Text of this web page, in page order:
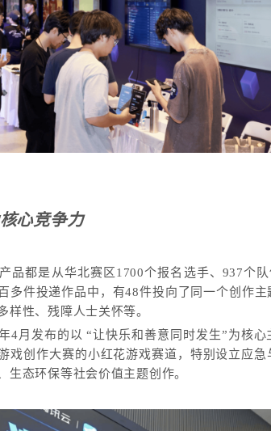
心竞争力
品都是从华北赛区1700个报名选手、937个
多件投递作品中，有48件投向了同一个创作
样性、残障人士关怀等。
4月发布的以 “让快乐和善意同时发生”为核心
戏创作大赛的小红花游戏赛道，特别设立应
生态环保等社会价值主题创作。